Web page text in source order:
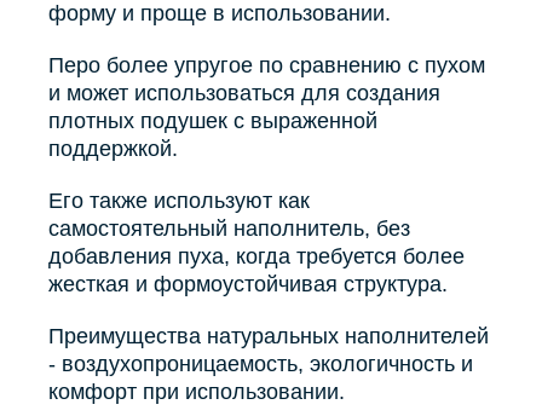
форму и проще в использовании.
Перо более упругое по сравнению с пухом
и может использоваться для создания
плотных подушек с выраженной
поддержкой.
Его также используют как
самостоятельный наполнитель, без
добавления пуха, когда требуется более
жесткая и формоустойчивая структура.
Преимущества натуральных наполнителей
- воздухопроницаемость, экологичность и
комфорт при использовании.